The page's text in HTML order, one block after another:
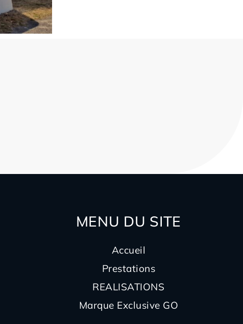
MENU DU SITE
Accueil
Prestations
REALISATIONS
Marque Exclusive GO